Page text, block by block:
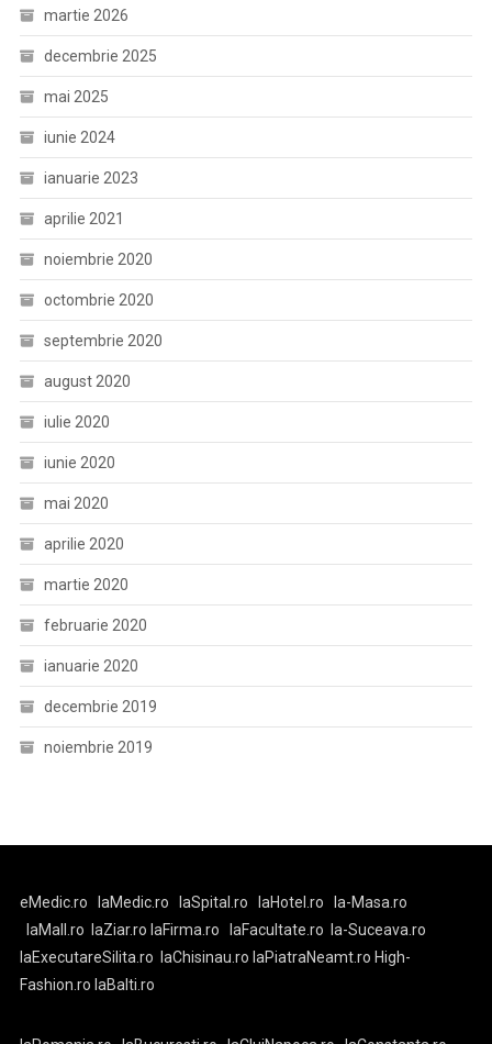
martie 2026
decembrie 2025
mai 2025
iunie 2024
ianuarie 2023
aprilie 2021
noiembrie 2020
octombrie 2020
septembrie 2020
august 2020
iulie 2020
iunie 2020
mai 2020
aprilie 2020
martie 2020
februarie 2020
ianuarie 2020
decembrie 2019
noiembrie 2019
eMedic.ro laMedic.ro laSpital.ro laHotel.ro
la-Masa.ro
laMall.ro
laZiar.ro laFirma.ro laFacultate.ro
la-Suceava.ro
laExecutareSilita.ro
laChisinau.ro laPiatraNeamt.ro High-
Fashion.ro laBalti.ro